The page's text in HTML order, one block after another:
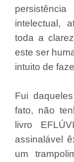
intelectual,
toda a
este ser
intuito de
Fui
fato, não
livro
assinalável
um